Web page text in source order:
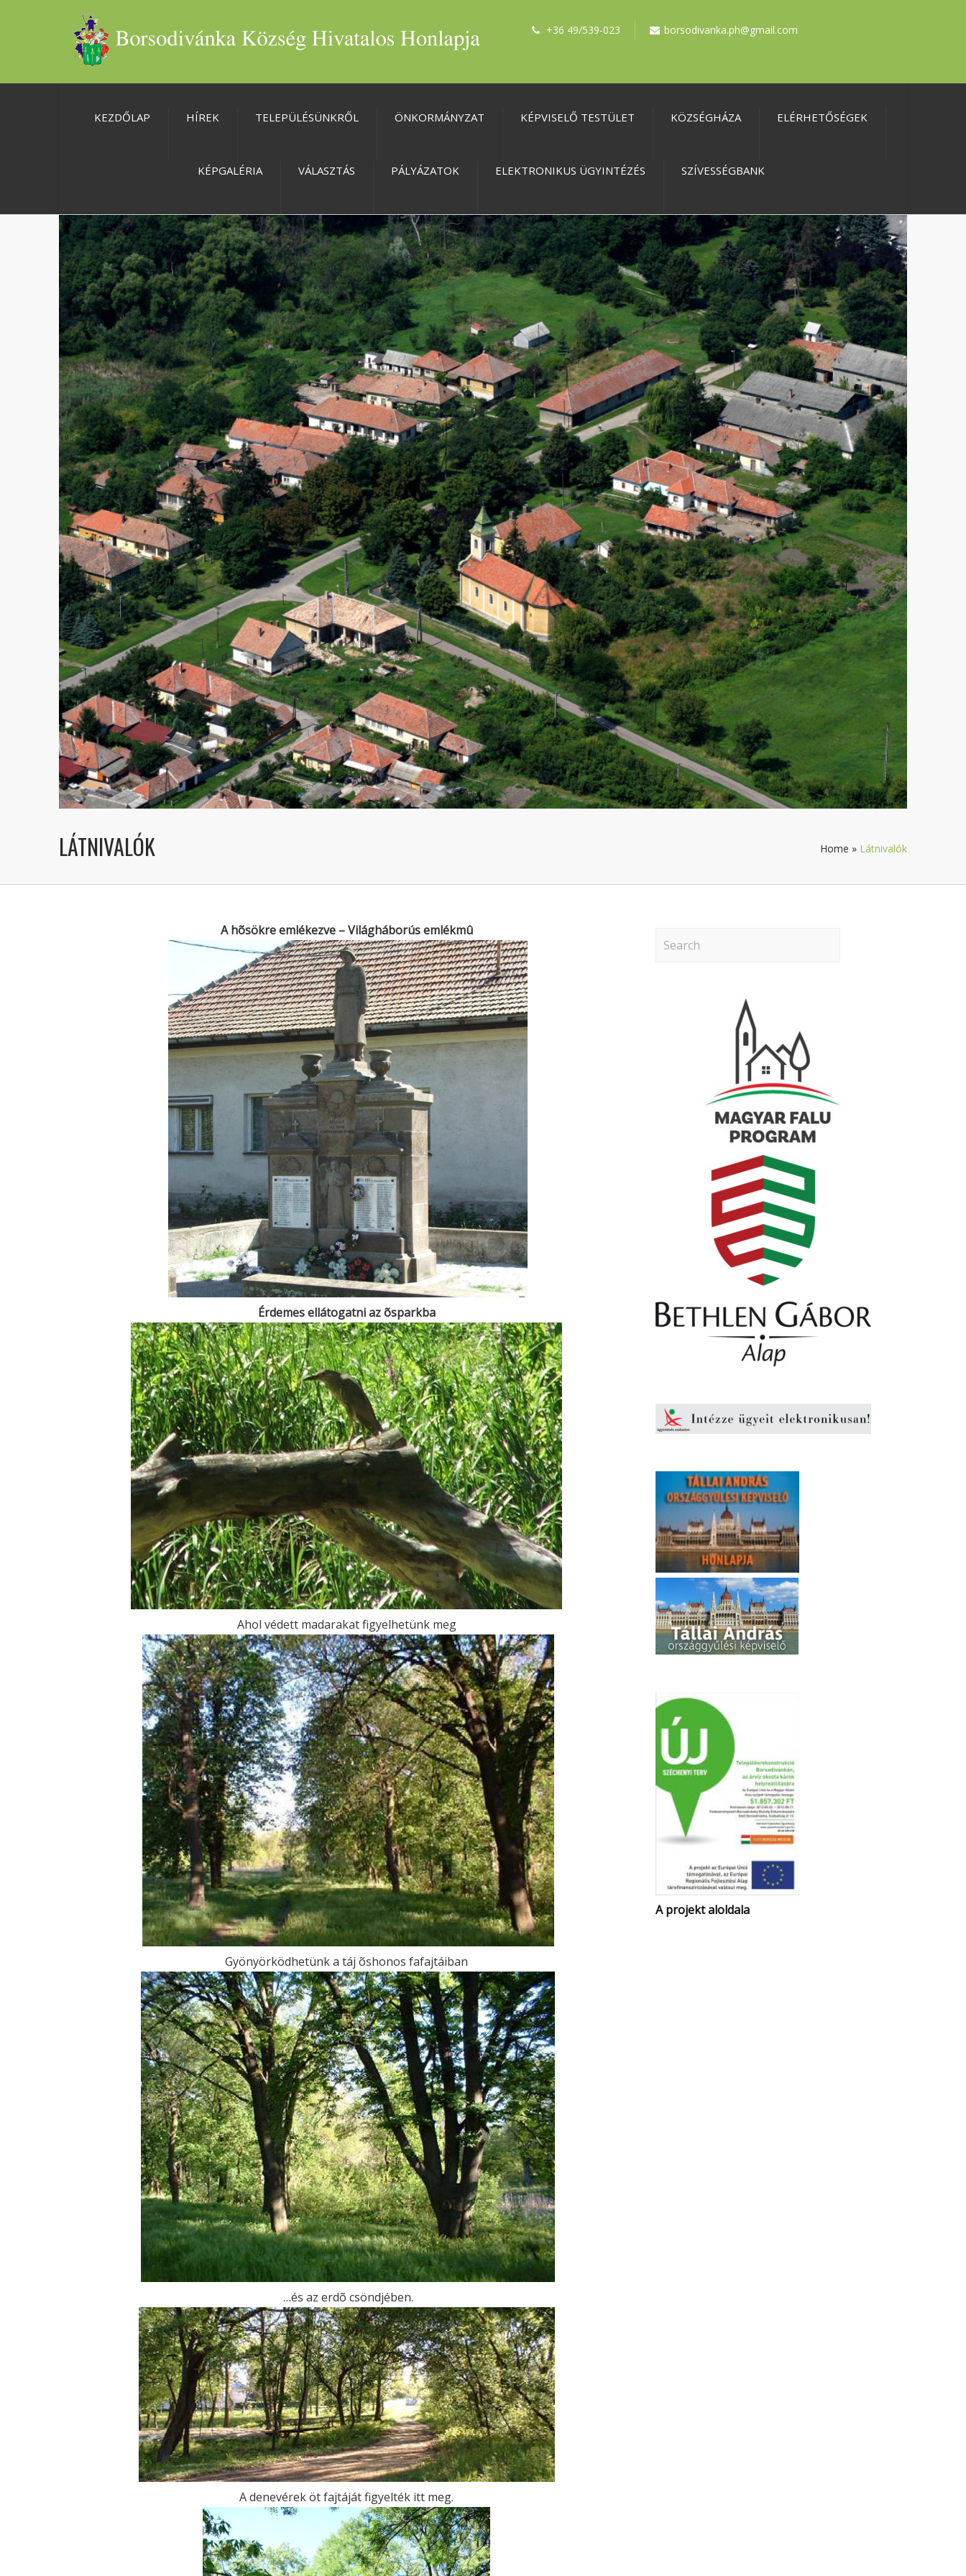
+36 49/539-023 borsodivanka.ph@gmail.com
KEZDŐLAP HÍREK TELEPÜLÉSÜNKRŐL ÖNKORMÁNYZAT KÉPVISELŐ TESTÜLET KÖZSÉGHÁZA ELÉRHETŐSÉGEK
KÉPGALÉRIA VÁLASZTÁS PÁLYÁZATOK ELEKTRONIKUS ÜGYINTÉZÉS SZÍVESSÉGBANK
LÁTNIVALÓK Home » Látnivalók
A hõsökre emlékezve – Világháborús emlékmû
Érdemes ellátogatni az õsparkba
Ahol védett madarakat figyelhetünk meg
Gyönyörködhetünk a táj õshonos fafajtáiban
…és az erdõ csöndjében.
A denevérek öt fajtáját figyelték itt meg.
A projekt aloldala